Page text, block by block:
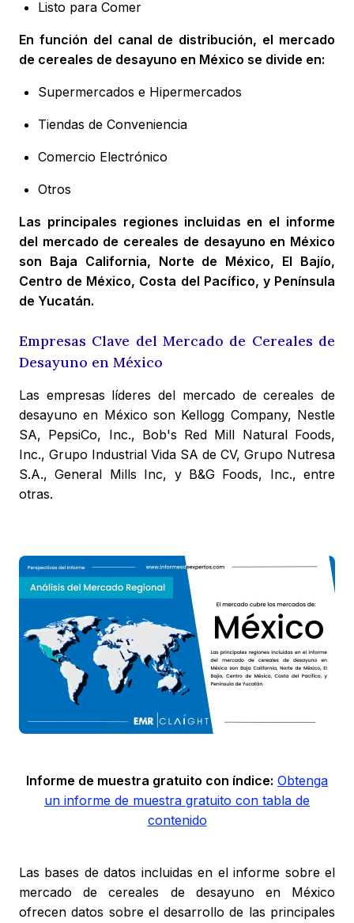
Listo para Comer
En función del canal de distribución, el mercado
de cereales de desayuno en México se divide en:
Supermercados e Hipermercados
Tiendas de Conveniencia
Comercio Electrónico
Otros
Las principales regiones incluidas en el informe
del mercado de cereales de desayuno en México
son Baja California, Norte de México, El Bajío,
Centro de México, Costa del Pacífico, y Península
de Yucatán.
Empresas Clave del Mercado de Cereales de
Desayuno en México
Las empresas líderes del mercado de cereales de
desayuno en México son Kellogg Company, Nestle
SA, PepsiCo, Inc., Bob's Red Mill Natural Foods,
Inc., Grupo Industrial Vida SA de CV, Grupo Nutresa
S.A., General Mills Inc, y B&G Foods, Inc., entre
otras.
Informe de muestra gratuito con índice: Obtenga
un informe de muestra gratuito con tabla de
contenido
Las bases de datos incluidas en el informe sobre el
mercado de cereales de desayuno en México
ofrecen datos sobre el desarrollo de las principales